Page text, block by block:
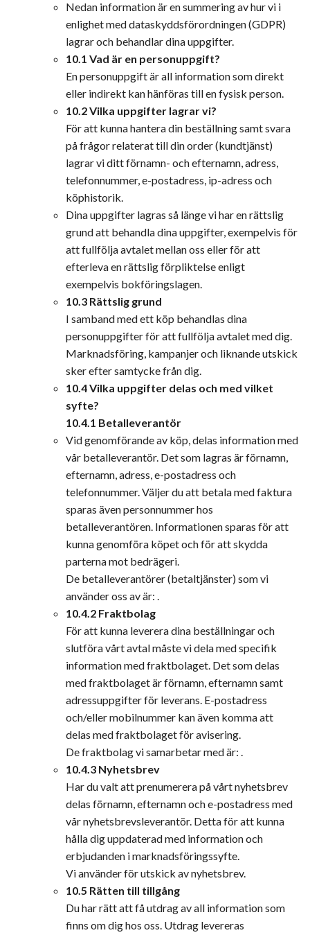
Nedan information är en summering av hur vi i
enlighet meddataskyddsförordningen(GDPR)
lagrar och behandlar dina uppgifter.
10.1 Vad är en personuppgift?
En personuppgift är all information som direkt
eller indirekt kan hänföras till en fysisk person.
10.2 Vilka uppgifter lagrar vi?
För att kunna hantera din beställning samt svara
på frågor relaterat till din order (kundtjänst)
lagrar vi ditt förnamn- och efternamn, adress,
telefonnummer, e-postadress, ip-adress och
köphistorik.
Dina uppgifter lagras så länge vi har en rättslig
grund att behandla dina uppgifter, exempelvis för
att fullfölja avtalet mellan oss eller för att
efterleva en rättslig förpliktelse enligt
exempelvis bokföringslagen.
10.3 Rättslig grund
I samband med ett köp behandlas dina
personuppgifter för att fullfölja avtalet med dig.
Marknadsföring, kampanjer och liknande utskick
sker efter samtycke från dig.
10.4 Vilka uppgifter delas och med vilket
syfte?
10.4.1 Betalleverantör
Vid genomförande av köp, delas information med
vår betalleverantör. Det som lagras är förnamn,
efternamn, adress, e-postadress och
telefonnummer. Väljer du att betala med faktura
sparas även personnummer hos
betalleverantören. Informationen sparas för att
kunna genomföra köpet och för att skydda
parterna mot bedrägeri.
De betalleverantörer (betaltjänster) som vi
använder oss av är: .
10.4.2 Fraktbolag
För att kunna leverera dina beställningar och
slutföra vårt avtal måste vi dela med specifik
information med fraktbolaget. Det som delas
med fraktbolaget är förnamn, efternamn samt
adressuppgifter för leverans. E-postadress
och/eller mobilnummer kan även komma att
delas med fraktbolaget för avisering.
De fraktbolag vi samarbetar med är: .
10.4.3 Nyhetsbrev
Har du valt att prenumerera på vårt nyhetsbrev
delas förnamn, efternamn och e-postadress med
vår nyhetsbrevsleverantör. Detta för att kunna
hålla dig uppdaterad med information och
erbjudanden i marknadsföringssyfte.
Vi använder för utskick av nyhetsbrev.
10.5 Rätten till tillgång
Du har rätt att få utdrag av all information som
finns om dig hos oss. Utdrag levereras